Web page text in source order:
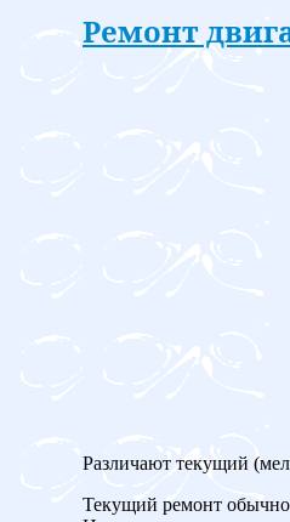
Ремонт
Различают текущий
Текущий ремонт обычно